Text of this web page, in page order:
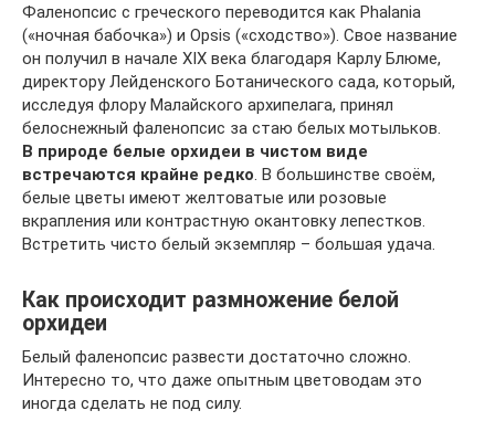
Фаленопсис с греческого переводится как Phalania
(«ночная бабочка») и Opsis («сходство»). Свое название
он получил в начале XIX века благодаря Карлу Блюме,
директору Лейденского Ботанического сада, который,
исследуя флору Малайского архипелага, принял
белоснежный фаленопсис за стаю белых мотыльков.
В природе белые орхидеи в чистом виде
встречаются крайне редко . В большинстве своём,
белые цветы имеют желтоватые или розовые
вкрапления или контрастную окантовку лепестков.
Встретить чисто белый экземпляр – большая удача.
Как происходит размножение белой
орхидеи
Белый фаленопсис развести достаточно сложно.
Интересно то, что даже опытным цветоводам это
иногда сделать не под силу.